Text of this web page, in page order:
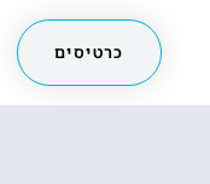
כרטיסים